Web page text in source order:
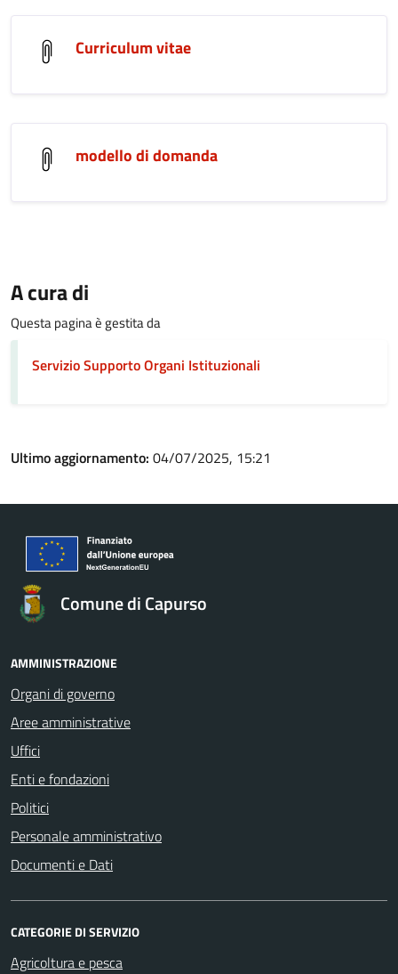
Curriculum vitae
modello di domanda
A cura di
Questa pagina è gestita da
Servizio Supporto Organi Istituzionali
Ultimo aggiornamento: 04/07/2025, 15:21
Comune di Capurso
AMMINISTRAZIONE
Organi di governo
Aree amministrative
Uffici
Enti e fondazioni
Politici
Personale amministrativo
Documenti e Dati
CATEGORIE DI SERVIZIO
Agricoltura e pesca